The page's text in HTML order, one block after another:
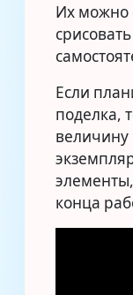
Их можно
Если
поделка,
величину
конца